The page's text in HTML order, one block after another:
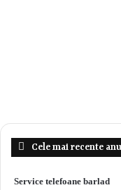
Cele mai recente
Service telefoane barlad